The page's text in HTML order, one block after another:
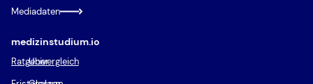
medizinstudium.io
Ratgeber
Univergleich
Mediadaten